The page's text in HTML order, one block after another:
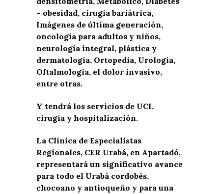
– obesidad, cirugía bariátrica,
Imágenes de última generación,
oncología para adultos y niños,
neurología integral, plástica y
dermatología, Ortopedia, Urología,
Oftalmología, el dolor invasivo,
entre otras.
Y tendrá los servicios de UCI,
cirugía y hospitalización.
La Clínica de Especialistas
Regionales, CER Urabá, en Apartadó,
representará un significativo avance
para todo el Urabá cordobés,
chocoano y antioqueño y para una